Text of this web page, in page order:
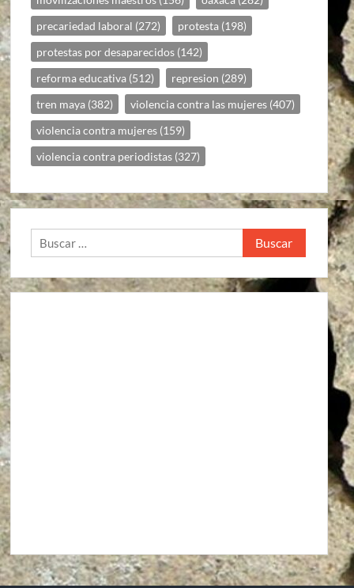
precariedad laboral (272) protesta (198)
protestas por desaparecidos (142)
reforma educativa (512) represion (289)
tren maya (382) violencia contra las mujeres (407)
violencia contra mujeres (159)
violencia contra periodistas (327)
Buscar: